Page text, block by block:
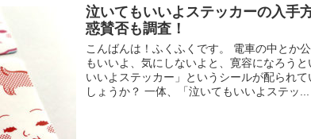
泣いてもいいよステッカーの入手
惑賛否も調査！
こんばんは！ふくふくです。 電車の中とか
もいいよ、気にしないよと、寛容になろう
いいよステッカー」というシールが配られ
しょうか？ 一体、「泣いてもいいよステッ...